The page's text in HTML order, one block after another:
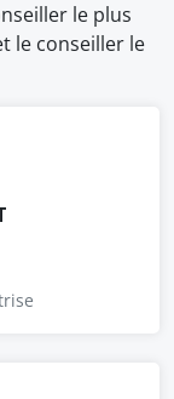
le plus
le conseiller le